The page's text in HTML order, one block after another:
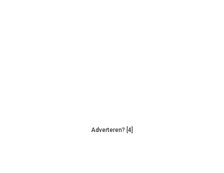
Adverteren? [4]